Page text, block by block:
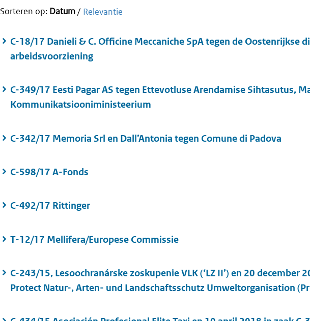
Sorteren op: Datum/ Relevantie
C-18/17 Danieli & C. Officine Meccaniche SpA tegen de Oostenrijkse
arbeidsvoorziening
C-349/17 Eesti Pagar AS tegen Ettevotluse Arendamise Sihtasutus,
Kommunikatsiooniministeerium
C-342/17 Memoria Srl en Dall’Antonia tegen Comune di Padova
C-598/17 A-Fonds
C-492/17 Rittinger
T-12/17 Mellifera/Europese Commissie
C-243/15, Lesoochranárske zoskupenie VLK (‘LZ II’) en 20 december
Protect Natur-, Arten- und Landschaftsschutz Umweltorganisation